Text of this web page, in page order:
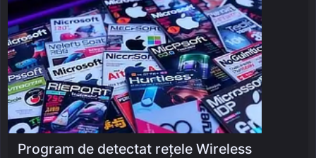
Program de detectat reţele Wireless